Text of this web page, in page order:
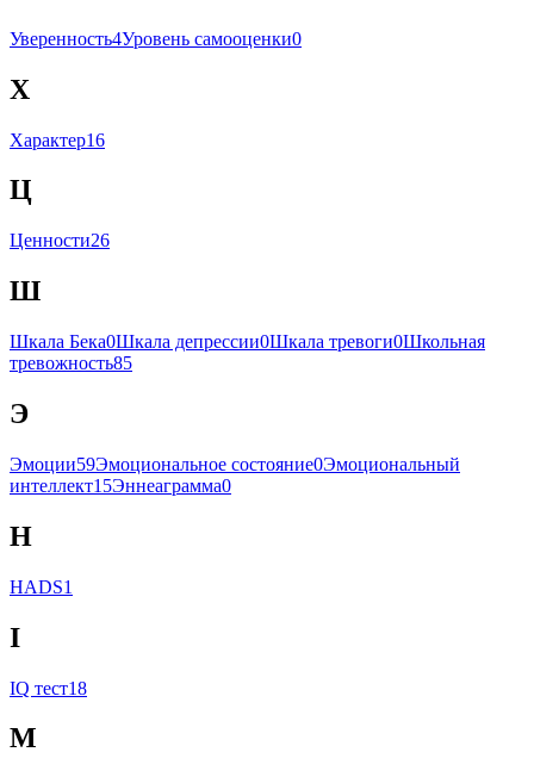
Уверенность4Уровень самооценки0
Х
Характер16
Ц
Ценности26
Ш
Шкала Бека0Шкала депрессии0Шкала тревоги0Школьная
тревожность85
Э
Эмоции59Эмоциональное состояние0Эмоциональный
интеллект15Эннеаграмма0
H
HADS1
I
IQ тест18
M